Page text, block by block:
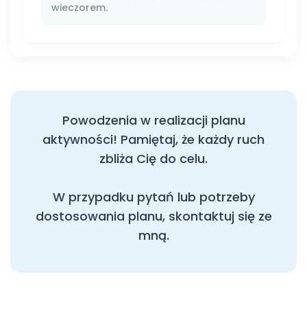
wieczorem.
Powodzenia w realizacji planu
aktywności! Pamiętaj, że każdy ruch
zbliża Cię do celu.
W przypadku pytań lub potrzeby
dostosowania planu, skontaktuj się ze
mną.